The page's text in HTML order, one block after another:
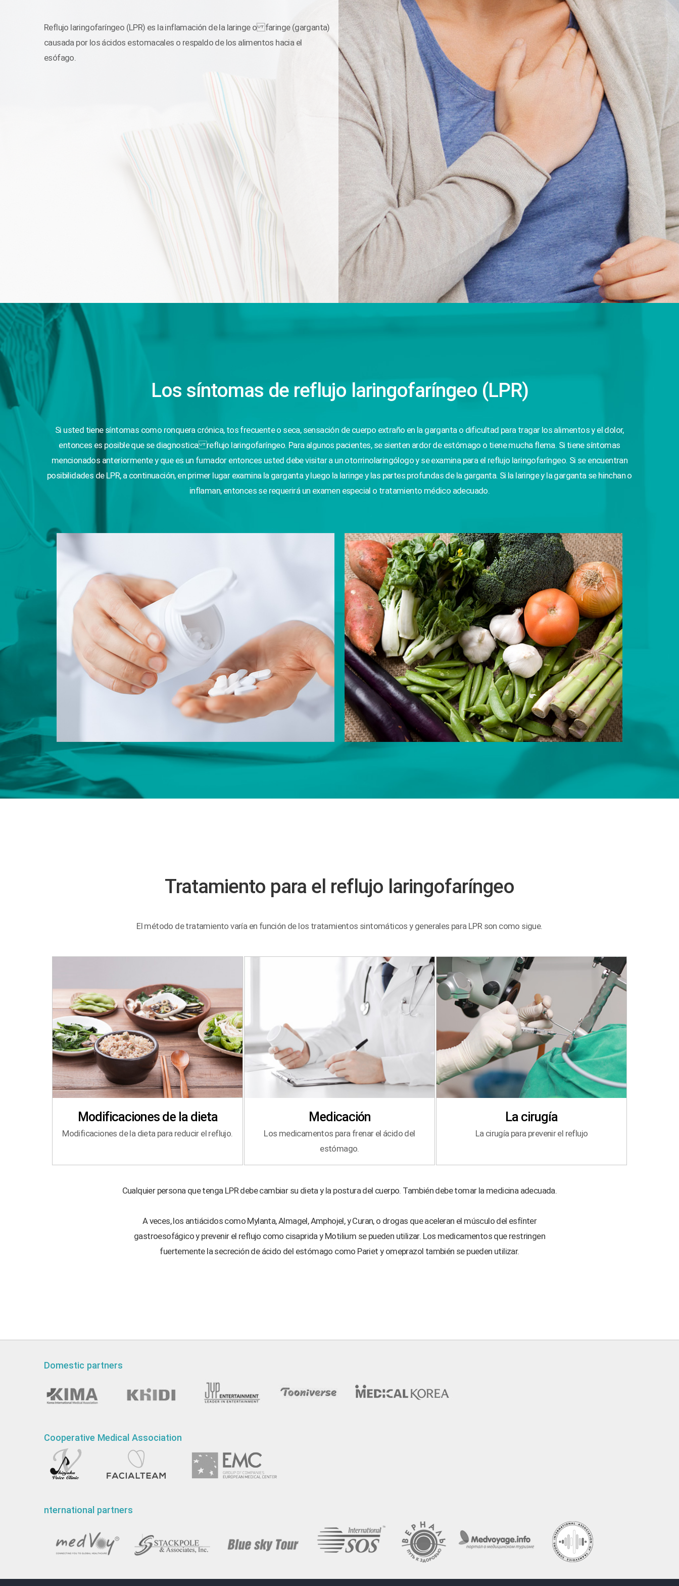
Reflujo laringofaríngeo (LPR) es la inflamación de la laringe o faringe (garganta)
causada por los ácidos estomacales o respaldo de los alimentos hacia el
esófago.
Los síntomas de reflujo laringofaríngeo (LPR)
Si usted tiene síntomas como ronquera crónica, tos frecuente o seca, sensación de cuerpo extraño en la garganta o dificultad para tragar los alimentos y el dolor,
entonces es posible que se diagnostica reflujo laringofaríngeo. Para algunos pacientes, se sienten ardor de estómago o tiene mucha flema. Si tiene síntomas
mencionados anteriormente y que es un fumador entonces usted debe visitar a un otorrinolaringólogo y se examina para el reflujo laringofaríngeo. Si se encuentran
posibilidades de LPR, a continuación, en primer lugar examina la garganta y luego la laringe y las partes profundas de la garganta. Si la laringe y la garganta se hinchan o
inflaman, entonces se requerirá un examen especial o tratamiento médico adecuado.
Tratamiento para el reflujo laringofaríngeo
El método de tratamiento varía en función de los tratamientos sintomáticos y generales para LPR son como sigue.
Modificaciones de la dieta
Modificaciones de la dieta para reducir el reflujo.
Medicación
Los medicamentos para frenar el ácido del
estómago.
La cirugía
La cirugía para prevenir el reflujo
Cualquier persona que tenga LPR debe cambiar su dieta y la postura del cuerpo. También debe tomar la medicina adecuada.
A veces, los antiácidos como Mylanta, Almagel, Amphojel, y Curan, o drogas que aceleran el músculo del esfínter
gastroesofágico y prevenir el reflujo como cisaprida y Motilium se pueden utilizar. Los medicamentos que restringen
fuertemente la secreción de ácido del estómago como Pariet y omeprazol también se pueden utilizar.
Domestic partners
Cooperative Medical Association
nternational partners